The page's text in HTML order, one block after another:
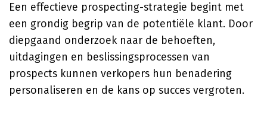
Een effectieve prospecting-strategie begint met
een grondig begrip van de potentiële klant. Door
diepgaand onderzoek naar de behoeften,
uitdagingen en beslissingsprocessen van
prospects kunnen verkopers hun benadering
personaliseren en de kans op succes vergroten.